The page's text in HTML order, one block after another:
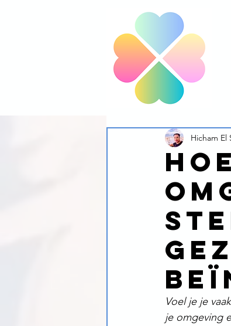
Hicham El
Voel je je
je omgeving